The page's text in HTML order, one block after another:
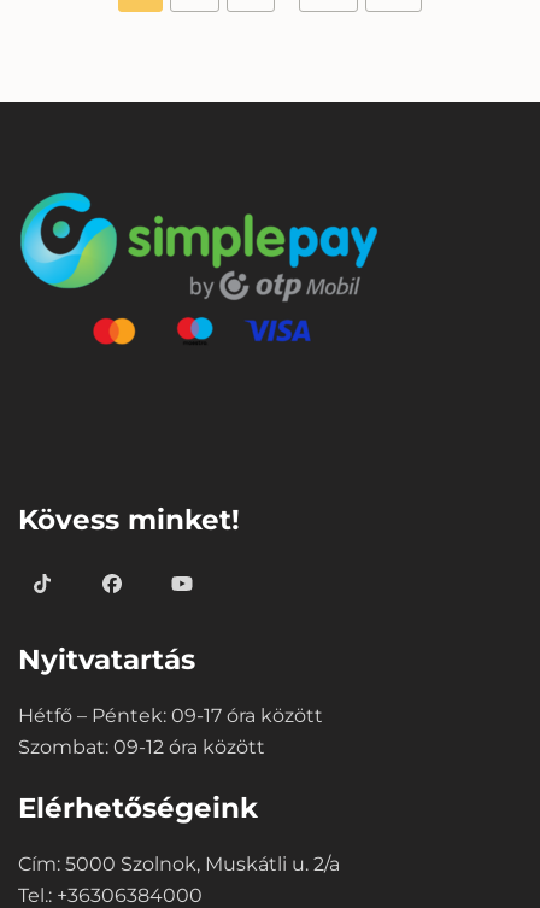
Kövess minket!
Nyitvatartás
Hétfő – Péntek: 09-17 óra között
Szombat: 09-12 óra között
Elérhetőségeink
Cím: 5000 Szolnok, Muskátli u. 2/a
Tel.: +36306384000